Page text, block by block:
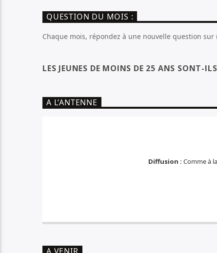
QUESTION DU MOIS :
Chaque mois, répondez à une nouvelle question sur
LES JEUNES DE MOINS DE 25 ANS SONT-
A L’ANTENNE
Diffusion : Comme à